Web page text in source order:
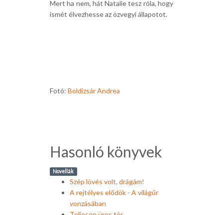
Mert ha nem, hát Natalie tesz róla, hogy
ismét élvezhesse az özvegyi állapotot.
Fotó: Boldizsár Andrea
Hasonló könyvek
Novellák
Szép lövés volt, drágám!
A rejtélyes elődök - A világűr
vonzásában